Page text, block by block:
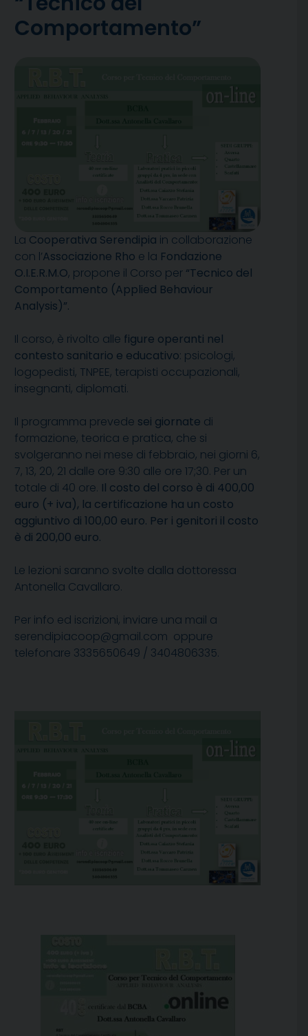
Comportamento”
La Cooperativa Serendipia in collaborazione
con l’Associazione Rho e la Fondazione
O.I.E.R.M.O, propone il Corso per “Tecnico del
Comportamento (Applied Behaviour
Analysis)”.
Il corso, è rivolto alle figure operanti nel
contesto sanitario e educativo: psicologi,
logopedisti, TNPEE, terapisti occupazionali,
insegnanti, diplomati.
Il programma prevede sei giornate di
formazione, teorica e pratica, che si
svolgeranno nei mese di febbraio, nei giorni 6,
7, 13, 20, 21 dalle ore 9:30 alle ore 17;30. Per un
totale di 40 ore. Il costo del corso è di 400,00
euro (+ iva), la certificazione ha un costo
aggiuntivo di 100,00 euro. Per i genitori il costo
è di 200,00 euro.
Le lezioni saranno svolte dalla dottoressa
Antonella Cavallaro.
Per info ed iscrizioni, inviare una mail a
serendipiacoop@gmail.com oppure
telefonare 3335650649 / 3404806335.